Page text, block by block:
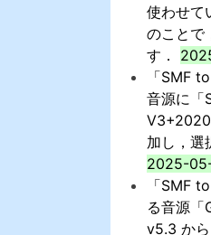
使わせて
のことで
す．
「SMF
音源に「
加し，選
2025-
「SMF
る音源「
v5.3 から